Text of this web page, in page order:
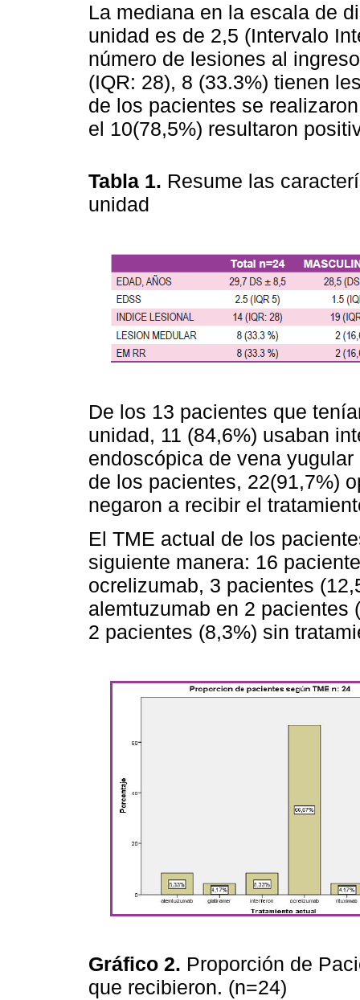
La mediana en la escala de
unidad es de 2,5 (Intervalo
número de lesiones al
(IQR: 28), 8 (33.3%) tienen
de los pacientes se
el 10(78,5%) resultaron
Tabla 1. Resume las
unidad
De los 13 pacientes que
unidad, 11 (84,6%) usaban
endoscópica de vena
de los pacientes, 22(91,7%)
negaron a recibir el
El TME actual de los
siguiente manera: 16
ocrelizumab, 3 pacientes
alemtuzumab en 2 pacientes
2 pacientes (8,3%) sin
Gráfico 2. Proporción de
que recibieron. (n=24)